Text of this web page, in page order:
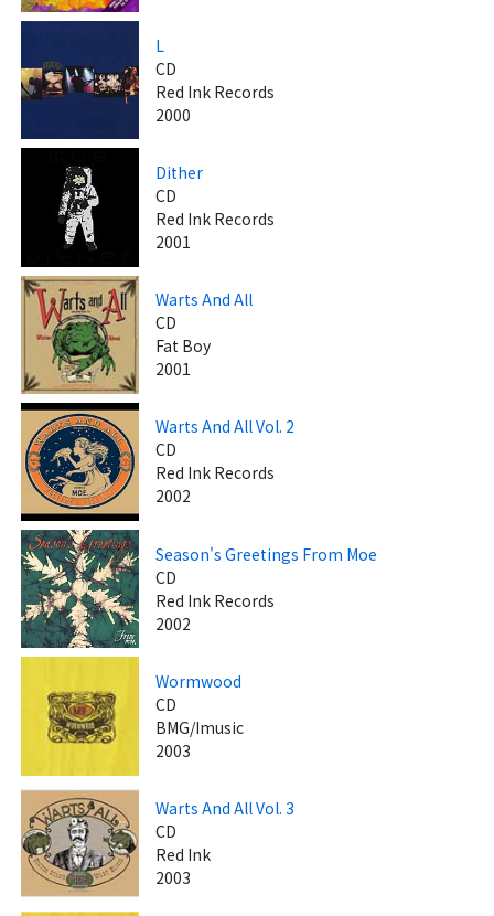
L
CD
Red Ink Records
2000
Dither
CD
Red Ink Records
2001
Warts And All
CD
Fat Boy
2001
Warts And All Vol. 2
CD
Red Ink Records
2002
Season's Greetings From Moe
CD
Red Ink Records
2002
Wormwood
CD
BMG/Imusic
2003
Warts And All Vol. 3
CD
Red Ink
2003